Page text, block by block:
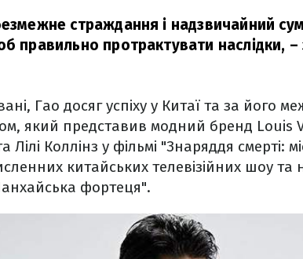
страждання і надзвичайний
правильно протрактувати наслідки, –
Гао досяг успіху у Китаї та за його
який представив модний бренд Louis
Лілі Коллінз у фільмі "Знаряддя смерті:
китайських телевізійних шоу
фортеця".